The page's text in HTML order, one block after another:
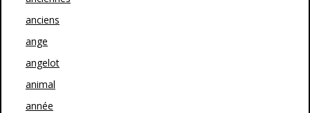
anciens
ange
angelot
animal
année